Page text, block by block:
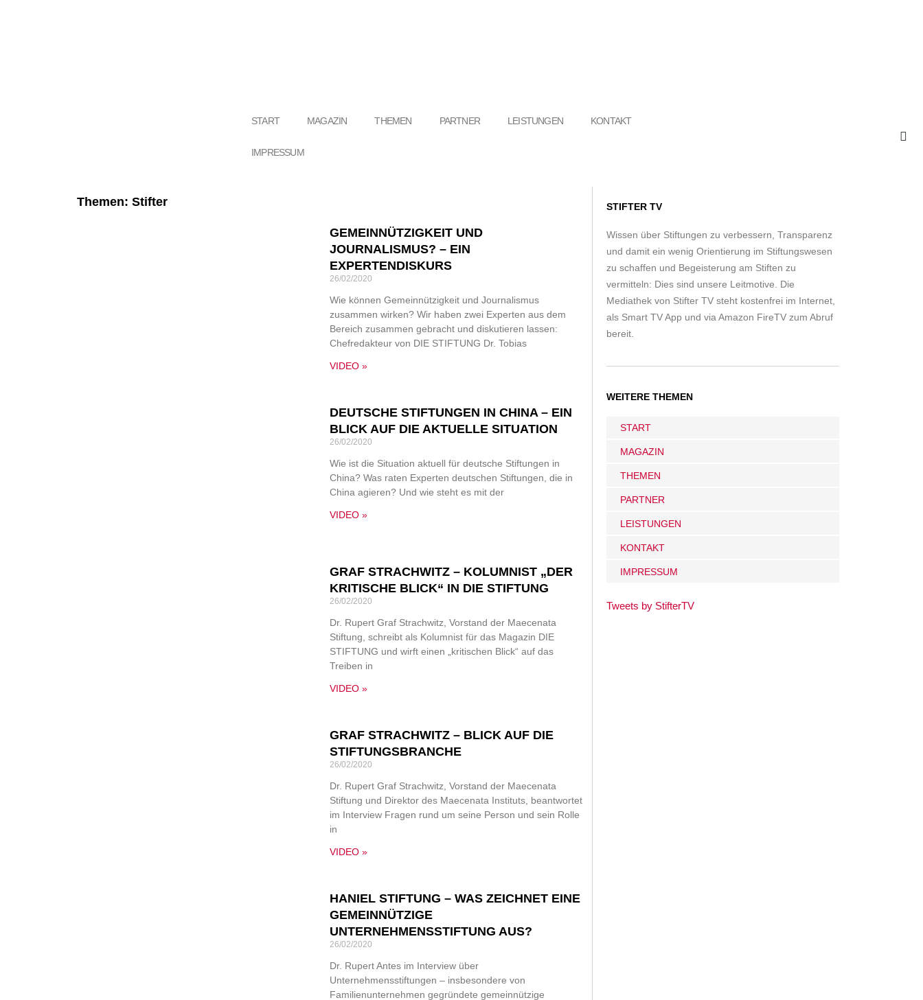
START MAGAZIN THEMEN PARTNER LEISTUNGEN KONTAKT
IMPRESSUM
Themen: Stifter
GEMEINNÜTZIGKEIT UND
JOURNALISMUS? – EIN
EXPERTENDISKURS
26/02/2020
Wie können Gemeinnützigkeit und Journalismus
zusammen wirken? Wir haben zwei Experten aus dem
Bereich zusammen gebracht und diskutieren lassen:
Chefredakteur von DIE STIFTUNG Dr. Tobias
VIDEO »
DEUTSCHE STIFTUNGEN IN CHINA – EIN
BLICK AUF DIE AKTUELLE SITUATION
26/02/2020
Wie ist die Situation aktuell für deutsche Stiftungen in
China? Was raten Experten deutschen Stiftungen, die in
China agieren? Und wie steht es mit der
VIDEO »
GRAF STRACHWITZ – KOLUMNIST „DER
KRITISCHE BLICK“ IN DIE STIFTUNG
26/02/2020
Dr. Rupert Graf Strachwitz, Vorstand der Maecenata
Stiftung, schreibt als Kolumnist für das Magazin DIE
STIFTUNG und wirft einen „kritischen Blick“ auf das
Treiben in
VIDEO »
GRAF STRACHWITZ – BLICK AUF DIE
STIFTUNGSBRANCHE
26/02/2020
Dr. Rupert Graf Strachwitz, Vorstand der Maecenata
Stiftung und Direktor des Maecenata Instituts, beantwortet
im Interview Fragen rund um seine Person und sein Rolle
in
VIDEO »
HANIEL STIFTUNG – WAS ZEICHNET EINE
GEMEINNÜTZIGE
UNTERNEHMENSSTIFTUNG AUS?
26/02/2020
Dr. Rupert Antes im Interview über
Unternehmensstiftungen – insbesondere von
Familienunternehmen gegründete gemeinnützige
SeiteSeite Seite
STIFTER TV
Wissen über Stiftungen zu verbessern, Transparenz
und damit ein wenig Orientierung im Stiftungswesen
zu schaffen und Begeisterung am Stiften zu
vermitteln: Dies sind unsere Leitmotive. Die
Mediathek von Stifter TV steht kostenfrei im Internet,
als Smart TV App und via Amazon FireTV zum Abruf
bereit.
WEITERE THEMEN
START
MAGAZIN
THEMEN
PARTNER
LEISTUNGEN
KONTAKT
IMPRESSUM
Tweets by StifterTV